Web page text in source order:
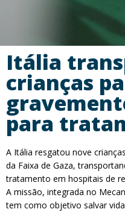
Itália
crianças
para
A Itália resgatou nove
da Faixa de Gaza,
tratamento em hospitais de
A missão, integrada no
tem como objetivo salvar